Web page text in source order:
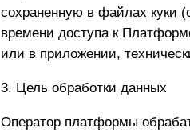
сохраненную в файлах куки
времени доступа к
или в приложении,
3. Цель обработки данных
Оператор платформы